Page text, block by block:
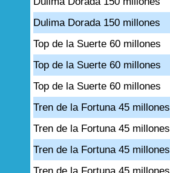
Dulima Dorada 150 millones
Top de la Suerte 60 millones
Top de la Suerte 60 millones
Top de la Suerte 60 millones
Tren de la Fortuna 45 millones
Tren de la Fortuna 45 millones
Tren de la Fortuna 45 millones